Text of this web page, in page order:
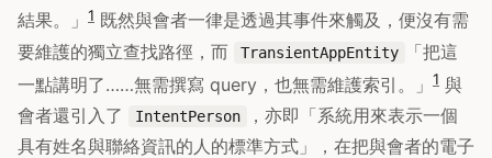
結果。」 1 既然與會者一律是透過其事件來觸及，便沒有需
要維護的獨立查找路徑，而
TransientAppEntity
「把這
一點講明了……無需撰寫 query，也無需維護索引。」 1 與
會者還引入了
IntentPerson
，亦即「系統用來表示一個
具有姓名與聯絡資訊的人的標準方式」，在把與會者的電子